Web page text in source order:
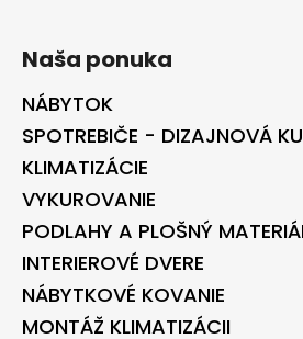
Naša ponuka
NÁBYTOK
SPOTREBIČE - DIZAJNOVÁ
KLIMATIZÁCIE
VYKUROVANIE
PODLAHY A PLOŠNÝ
INTERIEROVÉ DVERE
NÁBYTKOVÉ KOVANIE
MONTÁŽ KLIMATIZÁCII